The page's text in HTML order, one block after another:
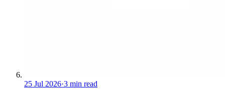
25 Jul 2026·3 min read